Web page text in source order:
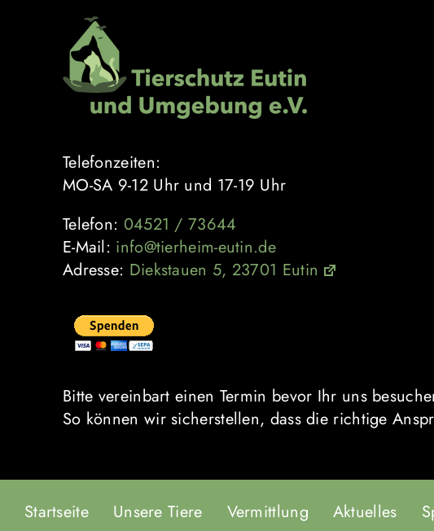
Telefonzeiten:
MO-SA 9-12 Uhr und 17-19 Uhr
Telefon: 04521 / 73644
E-Mail: info@tierheim-eutin.de
Adresse: Diekstauen 5, 23701 Eutin
Bitte vereinbart einen Termin bevor Ihr uns
So können wir sicherstellen, dass die richtige
Startseite Unsere Tiere Vermittlung Aktuelles